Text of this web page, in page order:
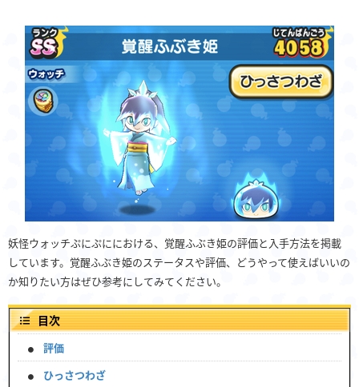
妖怪ウォッチぷにぷににおける、覚醒ふぶき姫の評価と入手方法を掲載
しています。覚醒ふぶき姫のステータスや評価、どうやって使えばいいの
か知りたい方はぜひ参考にしてみてください。
目次
評価
ひっさつわざ